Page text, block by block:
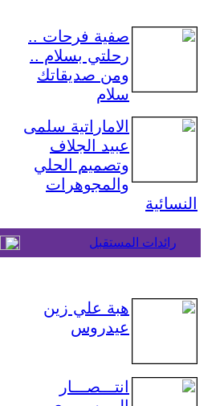
صفية فرحات ..
رحلتي بسلام ..
ومن صديقاتك
سلام
الاماراتية سلمى
عبيد الجلاف
وتصميم الحلي
والمجوهرات
النسائية
رائدات المستقبل
هبة علي زين
عيدروس
انتـــصـــار